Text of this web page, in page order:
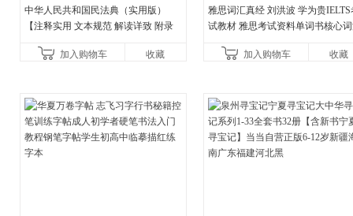
中华人民共和国民法典（实用版）
【注释实用 文本规范 解读详致 附录
加入购物车
收藏
雅思词汇真经 刘洪波 学为贵IELTS
试教材 雅思考试资料单词书核心
加入购物车
收藏